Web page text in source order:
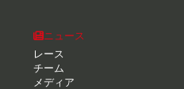
ニュース
レース
チーム
メディア